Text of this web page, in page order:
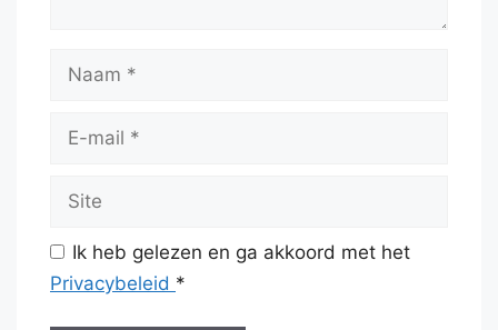
Naam
Site
Ik heb gelezen en ga akkoord met het
Privacybeleid *